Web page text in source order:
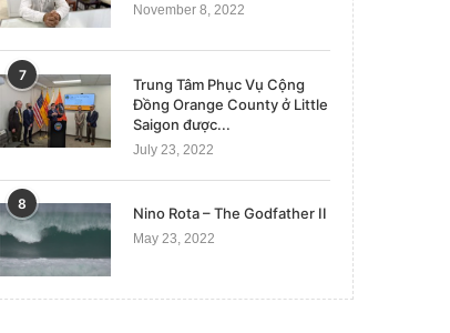
‘Made in China’ đầu độc thế
giới: Vén...
Nga gây chiến để Putin
thống ‘đến hết...
January 1, 2023
November 8, 2022
7
Trung Tâm Phục Vụ Cộng
Đồng Orange County ở Little
Saigon được...
July 23, 2022
8
Nino Rota – The Godfather II
May 23, 2022